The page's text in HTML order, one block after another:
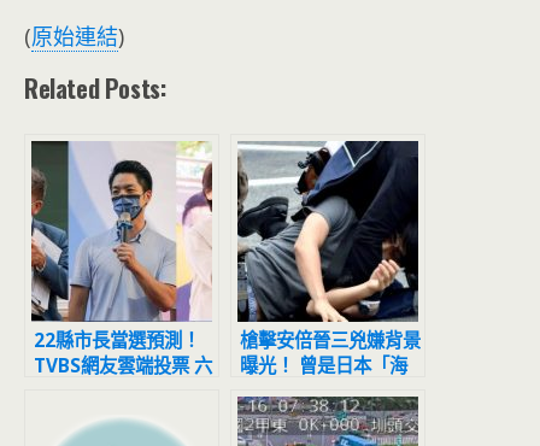
(原始連結)
Related Posts:
22縣市長當選預測！
TVBS網友雲端投票 六
槍擊安倍晉三兇嫌背景
曝光！ 曾是日本「海
上自衛隊員」